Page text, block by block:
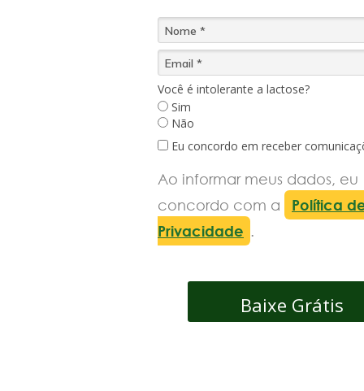
Você é intolerante a lactose?
Sim
Não
Eu concordo em receber
Ao informar meus dados, eu
concordo com a
Política
Privacidade .
Baixe Grátis